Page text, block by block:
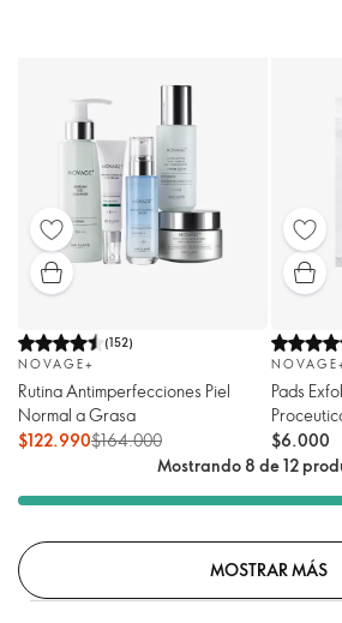
(152)
NOVAGE+
Rutina Antimperfecciones Piel
Normal a Grasa
$122.990$164.000
Pads
$6.000
Mostrando 8 de 12
MOSTRAR MÁS